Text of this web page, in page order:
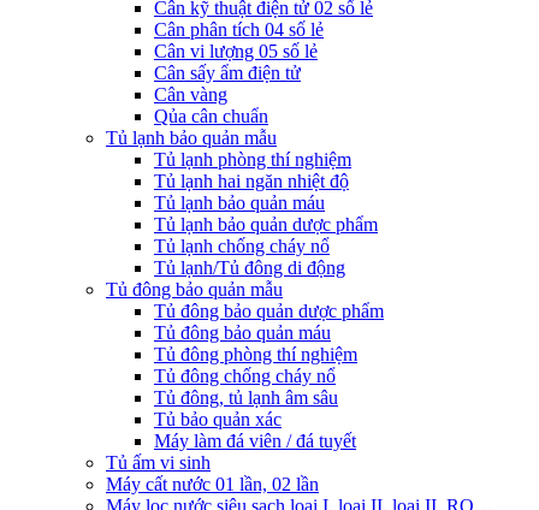
Cân kỹ thuật điện tử 02 số lẻ
Cân phân tích 04 số lẻ
Cân vi lượng 05 số lẻ
Cân sấy ẩm điện tử
Cân vàng
Qủa cân chuẩn
Tủ lạnh bảo quản mẫu
Tủ lạnh phòng thí nghiệm
Tủ lạnh hai ngăn nhiệt độ
Tủ lạnh bảo quản máu
Tủ lạnh bảo quản dược phẩm
Tủ lạnh chống cháy nổ
Tủ lạnh/Tủ đông di động
Tủ đông bảo quản mẫu
Tủ đông bảo quản dược phẩm
Tủ đông bảo quản máu
Tủ đông phòng thí nghiệm
Tủ đông chống cháy nổ
Tủ đông, tủ lạnh âm sâu
Tủ bảo quản xác
Máy làm đá viên / đá tuyết
Tủ ấm vi sinh
Máy cất nước 01 lần, 02 lần
Máy lọc nước siêu sạch loại I, loại II, loại II, RO…